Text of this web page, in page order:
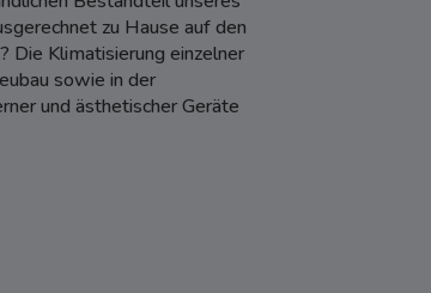
zu Hause auf den
Die Klimatisierung einzelner
sowie in der
und ästhetischer Geräte